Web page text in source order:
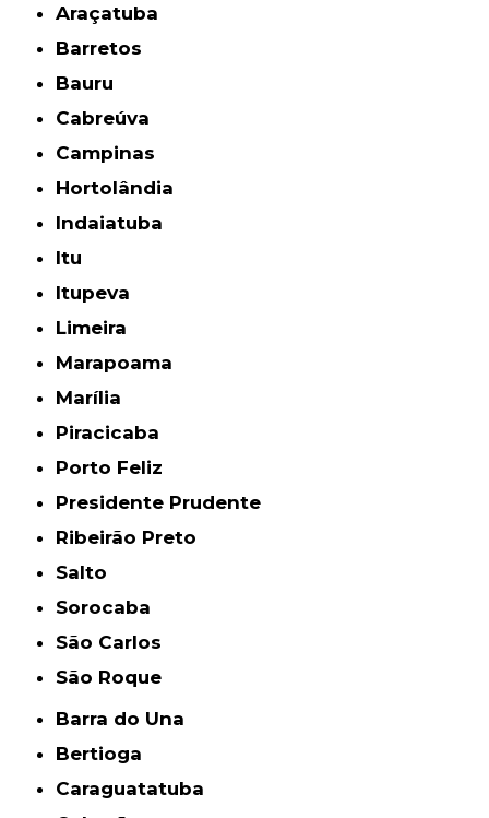
Araçatuba
Barretos
Bauru
Cabreúva
Campinas
Hortolândia
Indaiatuba
Itu
Itupeva
Limeira
Marapoama
Marília
Piracicaba
Porto Feliz
Presidente Prudente
Ribeirão Preto
Salto
Sorocaba
São Carlos
São Roque
Barra do Una
Bertioga
Caraguatatuba